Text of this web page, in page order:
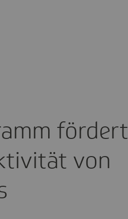
fördert
von